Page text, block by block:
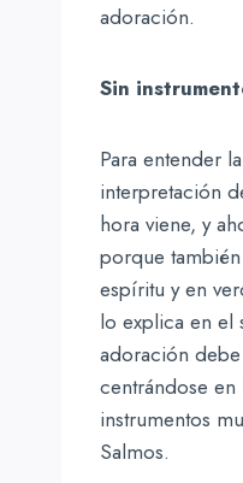
adoración.
Sin
Para entender
interpretación
hora viene, y
porque
espíritu y en
lo explica en el
adoración
centrándose
instrumentos
Salmos.